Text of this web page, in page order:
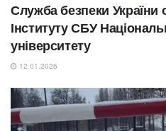
Служба безпеки України
Інституту СБУ
університету
12.01.2026